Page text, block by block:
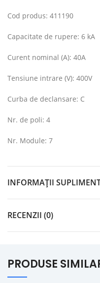
Cod produs: 411190
Capacitate de rupere: 6 kA
Curent nominal (A): 40A
Tensiune intrare (V): 400V
Curba de declansare: C
Nr. de poli: 4
Nr. Module: 7
INFORMAȚII
RECENZII (0)
PRODUSE